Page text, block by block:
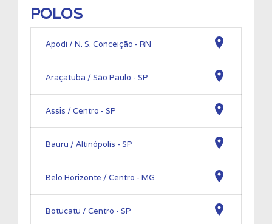
POLOS
Apodi / N. S. Conceição - RN location_on
Araçatuba / São Paulo - SP location_on
Assis / Centro - SP location_on
Bauru / Altinópolis - SP location_on
Belo Horizonte / Centro - MG location_on
Botucatu / Centro - SP location_on